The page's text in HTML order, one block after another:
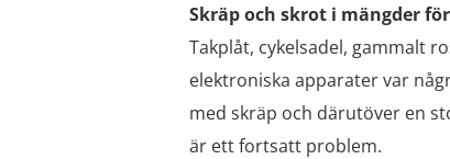
Skräp och skrot i mängder
Takplåt, cykelsadel, gammalt
elektroniska apparater var
med skräp och därutöver en
är ett fortsatt problem.